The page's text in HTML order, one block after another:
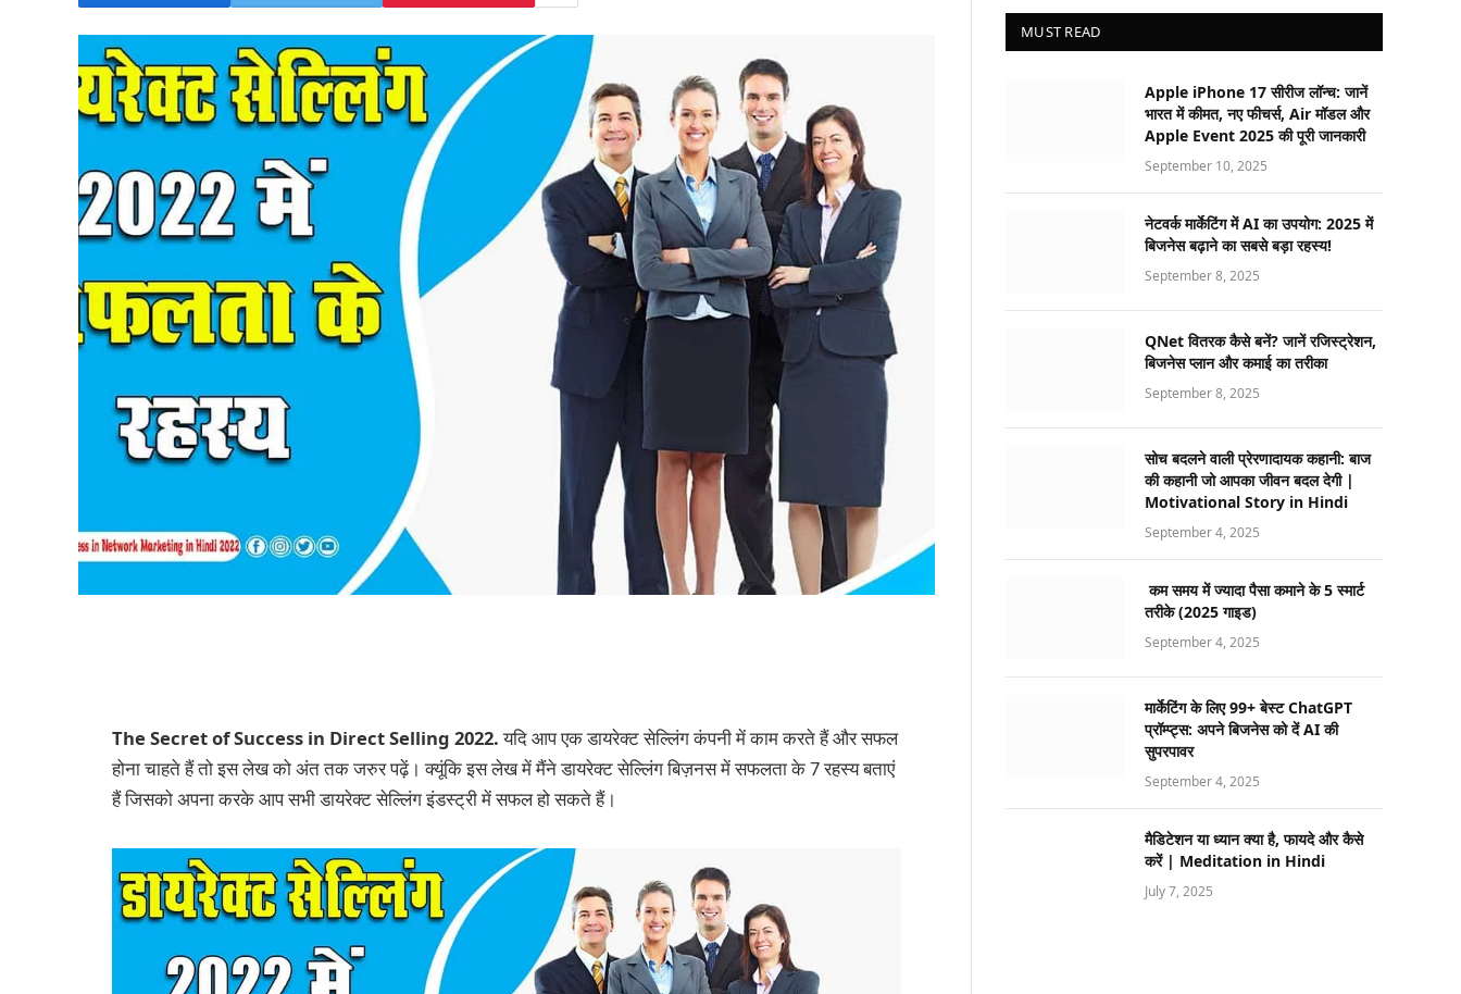
The Secret of Success in Direct Selling 2022.यदि आप एक डायरेक्ट सेल्लिंग कंपनी में काम करते हैं और सफल
होना चाहते हैं तो इस लेख को अंत तक जरुर पढ़ें। क्यूंकि इस लेख में मैंने डायरेक्ट सेल्लिंग बिज़नस में सफलता के 7 रहस्य बताएं
हैं जिसको अपना करके आप सभी डायरेक्ट सेल्लिंग इंडस्ट्री में सफल हो सकते हैं।
MUST READ
Apple iPhone 17 सीरीज लॉन्च: जानें
भारत में कीमत, नए फीचर्स, Air मॉडल और
Apple Event 2025 की पूरी जानकारी
September 10, 2025
नेटवर्क मार्केटिंग में AI का उपयोग: 2025 में
बिजनेस बढ़ाने का सबसे बड़ा रहस्य!
September 8, 2025
QNet वितरक कैसे बनें? जानें रजिस्ट्रेशन,
बिजनेस प्लान और कमाई का तरीका
September 8, 2025
सोच बदलने वाली प्रेरणादायक कहानी: बाज
की कहानी जो आपका जीवन बदल देगी |
Motivational Story in Hindi
September 4, 2025
कम समय में ज्यादा पैसा कमाने के 5 स्मार्ट
तरीके (2025 गाइड)
September 4, 2025
मार्केटिंग के लिए 99+ बेस्ट ChatGPT
प्रॉम्प्ट्स: अपने बिजनेस को दें AI की
सुपरपावर
September 4, 2025
मैडिटेशन या ध्यान क्या है, फायदे और कैसे
करें | Meditation in Hindi
July 7, 2025